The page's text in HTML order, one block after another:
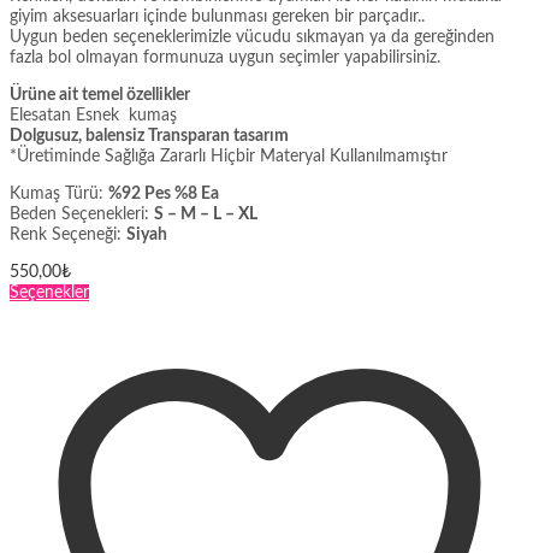
giyim aksesuarları içinde bulunması gereken bir parçadır..
Uygun beden seçeneklerimizle vücudu sıkmayan ya da gereğinden
fazla bol olmayan formunuza uygun seçimler yapabilirsiniz.
Ürüne ait temel özellikler
Elesatan Esnek kumaş
Dolgusuz, balensiz Transparan tasarım
*Üretiminde Sağlığa Zararlı Hiçbir Materyal Kullanılmamıştır
Kumaş Türü: %92 Pes %8 Ea
Beden Seçenekleri: S – M – L – XL
Renk Seçeneği: Siyah
550,00₺
SeçeneklerBu
varyasyonu
var.
Seçenekler
ürün
sayfasından
seçilebilir